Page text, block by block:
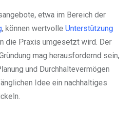
etwa im Bereich der
, können wertvolle Unterstützung
die Praxis umgesetzt wird. Der
mag herausfordernd sein,
und Durchhaltevermögen
Idee ein nachhaltiges